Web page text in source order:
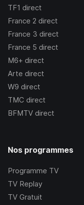
TF1 direct
France 2 direct
France 3 direct
France 5 direct
M6+ direct
Arte direct
W9 direct
TMC direct
BFMTV direct
Nos programmes
Programme TV
TV Replay
TV Gratuit